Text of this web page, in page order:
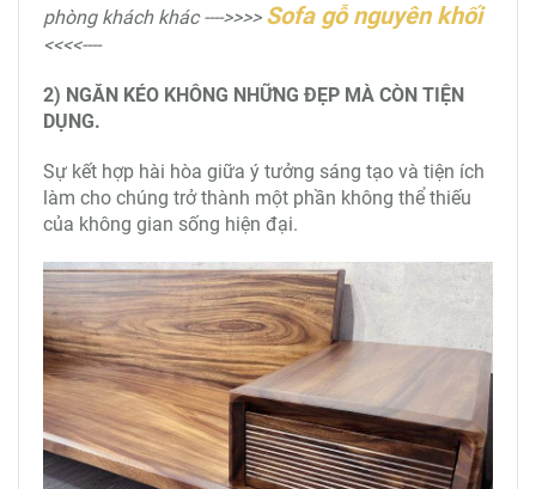
phòng khách khác ---->>>> Sofa gỗ nguyên khối
<<<<----
2) NGĂN KÉO KHÔNG NHỮNG ĐẸP MÀ CÒN TIỆN
DỤNG.
Sự kết hợp hài hòa giữa ý tưởng sáng tạo và tiện ích
làm cho chúng trở thành một phần không thể thiếu
của không gian sống hiện đại.